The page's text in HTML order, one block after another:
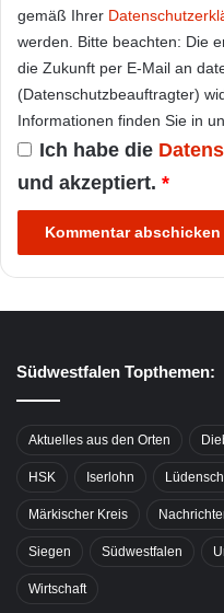
gemäß Ihrer
werden. Bitte beachten: Die
die Zukunft per E-Mail an
(Datenschutzbeauftragter)
Informationen finden Sie in
Ich habe die
und akzeptiert. *
Südwestfalen Topthemen:
Aktuelles aus den Orten
HSK Iserlohn
Märkischer Kreis
Siegen Südwestfalen
Wirtschaft